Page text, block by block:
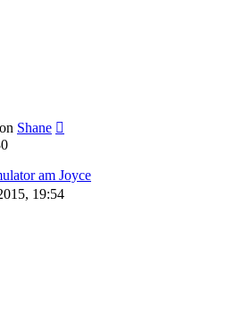
Shane
am Joyce
19:54